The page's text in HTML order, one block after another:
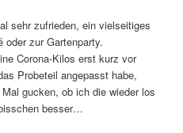
sehr zufrieden, ein vielseitiges
oder zur Gartenparty.
Corona-Kilos erst kurz vor
Probeteil angepasst habe,
gucken, ob ich die wieder los
besser…